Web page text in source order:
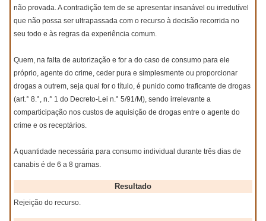
não provada. A contradição tem de se apresentar insanável ou irredutível
que não possa ser ultrapassada com o recurso à decisão recorrida no
seu todo e às regras da experiência comum.
Quem, na falta de autorização e for a do caso de consumo para ele
próprio, agente do crime, ceder pura e simplesmente ou proporcionar
drogas a outrem, seja qual for o título, é punido como traficante de drogas
(art.° 8.°, n.° 1 do Decreto-Lei n.° 5/91/M), sendo irrelevante a
comparticipação nos custos de aquisição de drogas entre o agente do
crime e os receptários.
A quantidade necessária para consumo individual durante três dias de
canabis é de 6 a 8 gramas.
Resultado
Rejeição do recurso.